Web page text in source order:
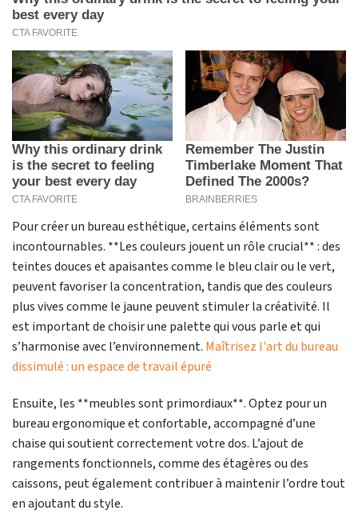
Pour créer un bureau esthétique, certains éléments sont
incontournables. **Les couleurs jouent un rôle crucial** : des
teintes douces et apaisantes comme le bleu clair ou le vert,
peuvent favoriser la concentration, tandis que des couleurs
plus vives comme le jaune peuvent stimuler la créativité. Il
est important de choisir une palette qui vous parle et qui
s’harmonise avec l’environnement. Maîtrisez l'art du bureau
dissimulé : un espace de travail épuré
Ensuite, les **meubles sont primordiaux**. Optez pour un
bureau ergonomique et confortable, accompagné d’une
chaise qui soutient correctement votre dos. L’ajout de
rangements fonctionnels, comme des étagères ou des
caissons, peut également contribuer à maintenir l’ordre tout
en ajoutant du style.